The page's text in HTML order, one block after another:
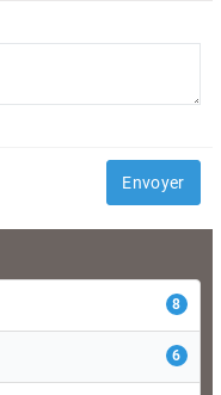
Envoyer
8
6